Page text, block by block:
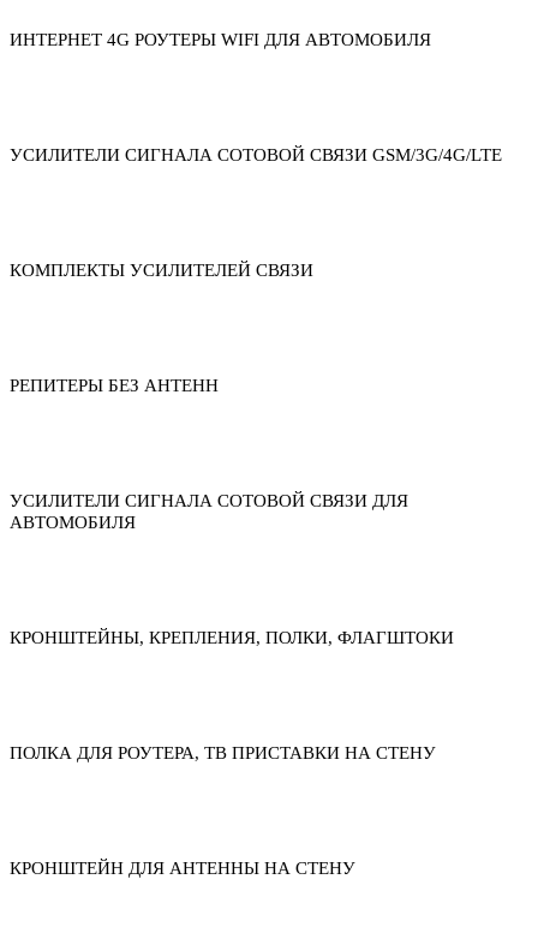
ИНТЕРНЕТ 4G РОУТЕРЫ WIFI ДЛЯ АВТОМОБИЛЯ
УСИЛИТЕЛИ СИГНАЛА СОТОВОЙ СВЯЗИ GSM/3G/4G/LTE
КОМПЛЕКТЫ УСИЛИТЕЛЕЙ СВЯЗИ
РЕПИТЕРЫ БЕЗ АНТЕНН
УСИЛИТЕЛИ СИГНАЛА СОТОВОЙ СВЯЗИ ДЛЯ
АВТОМОБИЛЯ
КРОНШТЕЙНЫ, КРЕПЛЕНИЯ, ПОЛКИ, ФЛАГШТОКИ
ПОЛКА ДЛЯ РОУТЕРА, ТВ ПРИСТАВКИ НА СТЕНУ
КРОНШТЕЙН ДЛЯ АНТЕННЫ НА СТЕНУ